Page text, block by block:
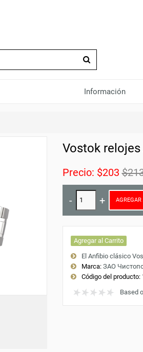
Información
Vostok
Precio: $203
Agregar al Carrito
El Anfibio clásico
Marca: ЗАО
Código del producto:
Based